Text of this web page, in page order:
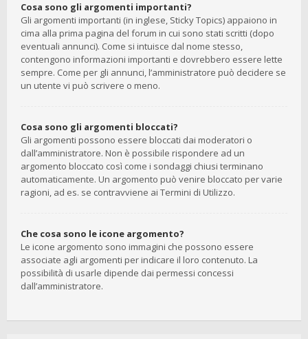
Cosa sono gli argomenti importanti?
Gli argomenti importanti (in inglese, Sticky Topics) appaiono in
cima alla prima pagina del forum in cui sono stati scritti (dopo
eventuali annunci). Come si intuisce dal nome stesso,
contengono informazioni importanti e dovrebbero essere lette
sempre. Come per gli annunci, l’amministratore può decidere se
un utente vi può scrivere o meno.
Cosa sono gli argomenti bloccati?
Gli argomenti possono essere bloccati dai moderatori o
dall’amministratore. Non è possibile rispondere ad un
argomento bloccato così come i sondaggi chiusi terminano
automaticamente. Un argomento può venire bloccato per varie
ragioni, ad es. se contravviene ai Termini di Utilizzo.
Che cosa sono le icone argomento?
Le icone argomento sono immagini che possono essere
associate agli argomenti per indicare il loro contenuto. La
possibilità di usarle dipende dai permessi concessi
dall’amministratore.